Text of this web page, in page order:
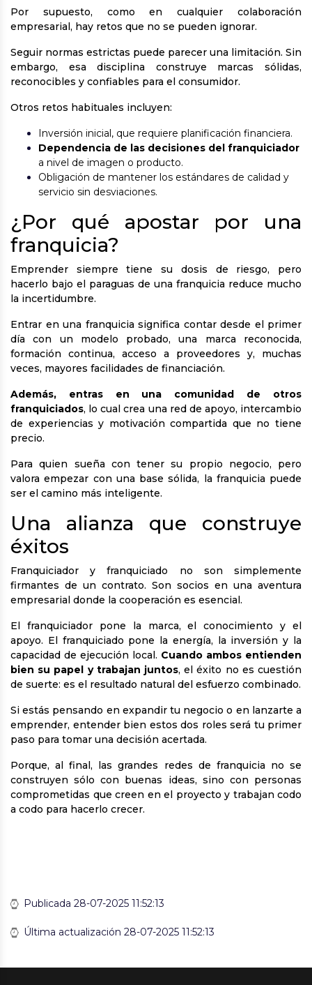
Por supuesto, como en cualquier colaboración
empresarial, hay retos que no se pueden ignorar.
Seguir normas estrictas puede parecer una limitación. Sin
embargo, esa disciplina construye marcas sólidas,
reconocibles y confiables para el consumidor.
Otros retos habituales incluyen:
Inversión inicial, que requiere planificación financiera.
Dependencia de las decisiones del franquiciador
a nivel de imagen o producto.
Obligación de mantener los estándares de calidad y
servicio sin desviaciones.
¿Por qué apostar por una
franquicia?
Emprender siempre tiene su dosis de riesgo, pero
hacerlo bajo el paraguas de una franquicia reduce mucho
la incertidumbre.
Entrar en una franquicia significa contar desde el primer
día con un modelo probado, una marca reconocida,
formación continua, acceso a proveedores y, muchas
veces, mayores facilidades de financiación.
Además, entras en una comunidad de otros
franquiciados, lo cual crea una red de apoyo, intercambio
de experiencias y motivación compartida que no tiene
precio.
Para quien sueña con tener su propio negocio, pero
valora empezar con una base sólida, la franquicia puede
ser el camino más inteligente.
Una alianza que construye
éxitos
Franquiciador y franquiciado no son simplemente
firmantes de un contrato. Son socios en una aventura
empresarial donde la cooperación es esencial.
El franquiciador pone la marca, el conocimiento y el
apoyo. El franquiciado pone la energía, la inversión y la
capacidad de ejecución local. Cuando ambos entienden
bien su papel y trabajan juntos, el éxito no es cuestión
de suerte: es el resultado natural del esfuerzo combinado.
Si estás pensando en expandir tu negocio o en lanzarte a
emprender, entender bien estos dos roles será tu primer
paso para tomar una decisión acertada.
Porque, al final, las grandes redes de franquicia no se
construyen sólo con buenas ideas, sino con personas
comprometidas que creen en el proyecto y trabajan codo
a codo para hacerlo crecer.
Publicada 28-07-2025 11:52:13
Última actualización 28-07-2025 11:52:13